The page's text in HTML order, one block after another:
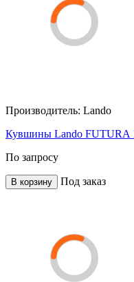
Производитель: Lando
Кувшины Lando FUTURA
По запросу
В корзину Под заказ